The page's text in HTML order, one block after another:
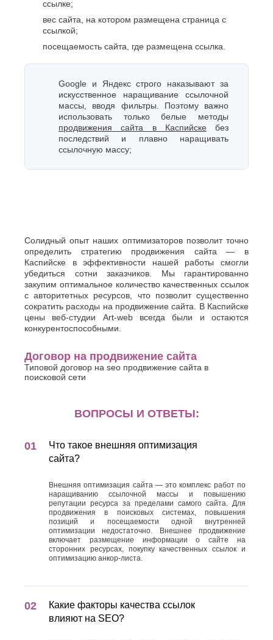
ссылке;
вес сайта, на котором размещена страница с
ссылкой;
посещаемость сайта, где размещена ссылка.
Google и Яндекс строго наказывают за
искусственное наращивание ссылочной
массы, вводя фильтры. Поэтому важно
использовать только белые методы
продвижения сайта в Каспийскебез
последствий и плавно наращивать
ссылочную массу;
Солидный опыт наших оптимизаторов позволит точно
определить стратегию продвижения сайта — в
Каспийске в эффективности нашей работы смогли
убедиться сотни заказчиков. Мы гарантированно
закупим оптимальное количество качественных ссылок
с авторитетных ресурсов, что позволит существенно
сократить расходы на продвижение сайта. В Каспийске
цены веб-студии Art-web всегда были и остаются
конкурентоспособными.
Договор на продвижение сайта
Типовой договор на seo продвижение сайта в
поисковой сети
ВОПРОСЫ И ОТВЕТЫ:
Что такое внешняя оптимизация
сайта?
Внешняя оптимизация сайта — это комплекс работ по
наращиванию ссылочной массы и повышению
репутации ресурса за пределами самого сайта. Для
продвижения в поисковых системах, повышения
позиций и посещаемости одной внутренней
оптимизации недостаточно. Внешнее продвижение
включает размещение информации о сайте на
сторонних ресурсах, покупку качественных ссылок и
оптимизацию анкор-листа.
Какие факторы качества ссылок
влияют на SEO?